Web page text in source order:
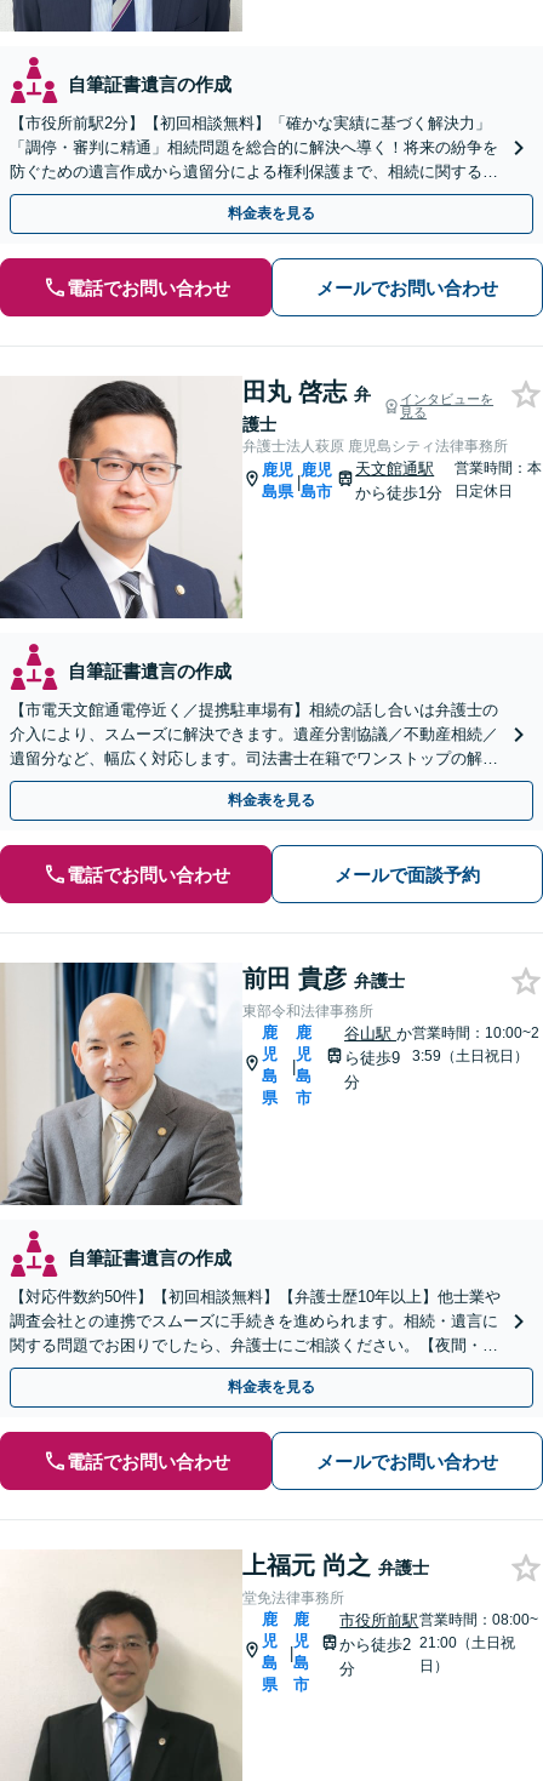
自筆証書遺言の作成
【市役所前駅2分】【初回相談無料】「確かな実績に基づく解決力」
「調停・審判に精通」相続問題を総合的に解決へ導く！将来の紛争を
防ぐための遺言作成から遺留分による権利保護まで、相続に関するあ
らゆる場面でサポート「安心の料金体系と丁寧な説明」
料金表を見る
電話でお問い合わせ メールでお問い合わせ
田丸 啓志 弁
護士
インタビューを
見る
弁護士法人萩原 鹿児島シティ法律事務所
鹿児
島県
|
鹿児
島市
天文館通駅
から徒歩1分
営業時間：本
日定休日
自筆証書遺言の作成
【市電天文館通電停近く／提携駐車場有】相続の話し合いは弁護士の
介入により、スムーズに解決できます。遺産分割協議／不動産相続／
遺留分など、幅広く対応します。司法書士在籍でワンストップの解決
が可能。【夜間・休日相談可能】
料金表を見る
電話でお問い合わせ メールで面談予約
前田 貴彦 弁護士
東部令和法律事務所
鹿
児
島
県
|
鹿
児
島
市
谷山駅か
ら徒歩9
分
営業時間：10:00~2
3:59（土日祝日）
自筆証書遺言の作成
【対応件数約50件】【初回相談無料】【弁護士歴10年以上】他士業や
調査会社との連携でスムーズに手続きを進められます。相続・遺言に
関する問題でお困りでしたら、弁護士にご相談ください。【夜間・休
日相談可】【谷山駅9分】
料金表を見る
電話でお問い合わせ メールでお問い合わせ
上福元 尚之 弁護士
堂免法律事務所
鹿
児
島
県
|
鹿
児
島
市
市役所前駅
から徒歩2
分
営業時間：08:00~
21:00（土日祝
日）